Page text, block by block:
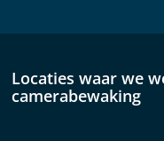
Locaties waar we
camerabewaking